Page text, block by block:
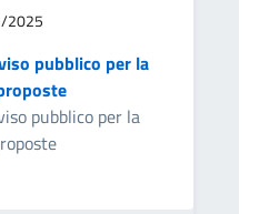
2025
pubblico per la
pubblico per la